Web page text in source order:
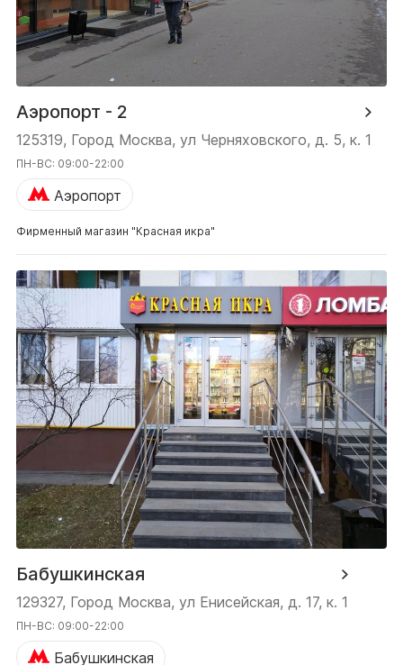
Аэропорт - 2
125319, Город Москва, ул Черняховского, д. 5, к. 1
ПН-ВС: 09:00-22:00
Аэропорт
Фирменный магазин "Красная икра"
Бабушкинская
129327, Город Москва, ул Енисейская, д. 17, к. 1
ПН-ВС: 09:00-22:00
Бабушкинская